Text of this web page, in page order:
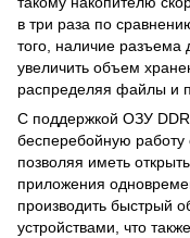
в три раза по
того, наличие разъема
увеличить объем
распределяя файлы и
С поддержкой ОЗУ
бесперебойную
позволяя иметь
приложения
производить быстрый
устройствами, что